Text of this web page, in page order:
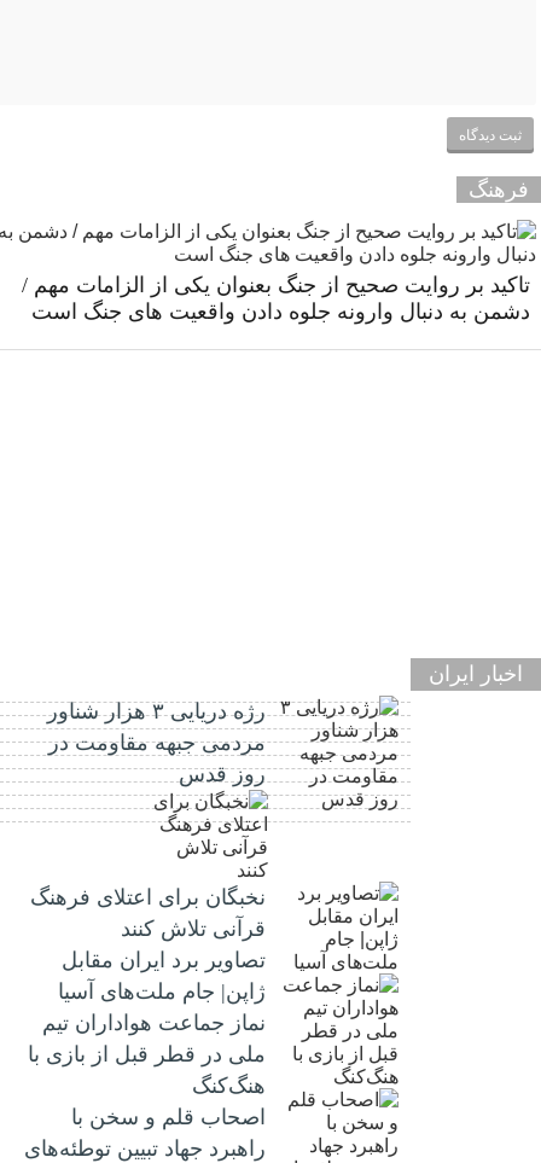
فرهنگ
تاکید بر روایت صحیح از جنگ بعنوان یکی از الزامات مهم /
دشمن به دنبال وارونه جلوه دادن واقعیت های جنگ است
اخبار ایران
رژه دریایی ۳ هزار شناور
مردمی جبهه مقاومت در
روز قدس
نخبگان برای اعتلای فرهنگ
قرآنی تلاش کنند
تصاویر برد ایران مقابل
ژاپن| جام ملت‌های آسیا
نماز جماعت هواداران تیم
ملی در قطر قبل از بازی با
هنگ‌کنگ
اصحاب قلم و سخن با
راهبرد جهاد تبیین توطئه‌های